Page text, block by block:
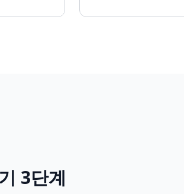
3단계